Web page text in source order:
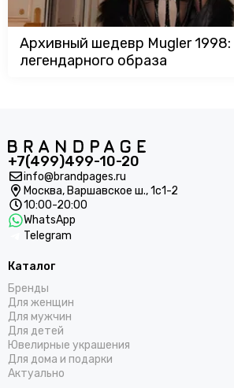
Архивный шедевр Mugler
легендарного образа
+7(499)499-10-20
info@brandpages.ru
Москва, Варшавское ш., 1с1-2
10:00-20:00
WhatsApp
Telegram
Каталог
Бренды
Для женщин
Для мужчин
Для детей
Ювелирные украшения
Для дома и подарки
Актуально